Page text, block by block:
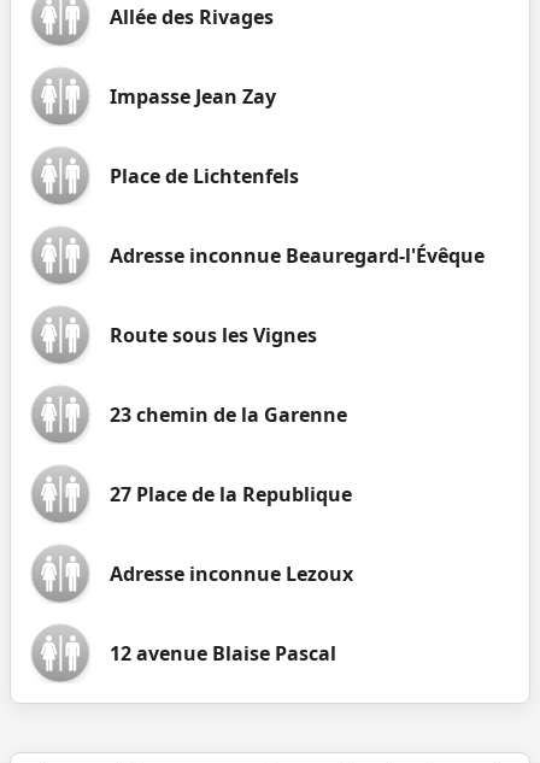
Allée des Rivages
Impasse Jean Zay
Place de Lichtenfels
Adresse inconnue Beauregard-l'Évêque
Route sous les Vignes
23 chemin de la Garenne
27 Place de la Republique
Adresse inconnue Lezoux
12 avenue Blaise Pascal